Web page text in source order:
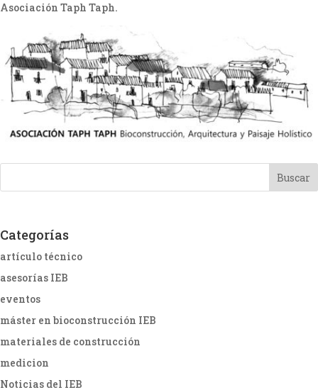
Asociación Taph Taph.
Categorías
artículo técnico
asesorías IEB
eventos
máster en bioconstrucción IEB
materiales de construcción
medicion
Noticias del IEB